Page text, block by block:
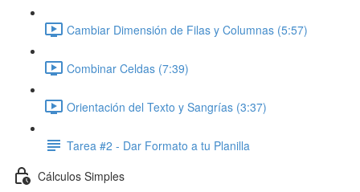
Cambiar Dimensión de Filas y Columnas (5:57)
Combinar Celdas (7:39)
Orientación del Texto y Sangrías (3:37)
Tarea #2 - Dar Formato a tu Planilla
Cálculos Simples